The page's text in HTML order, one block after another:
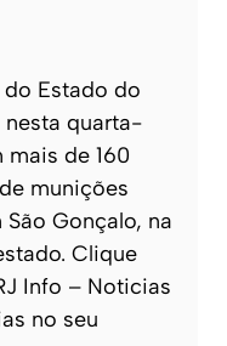
Estado do
nesta quarta-
de 160
munições
Gonçalo, na
Clique
Info – Noticias
no seu